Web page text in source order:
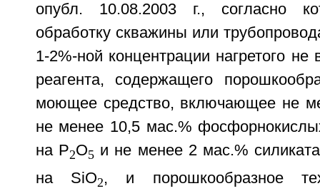
опубл. 10.08.2003 г., согласно
обработку скважины или
1-2%-ной концентрации нагретого
реагента, содержащего
моющее средство, включающее не
не менее 10,5 мас.%
на Р2О5 и не менее 2 мас.%
на SiO2, и порошкообразное